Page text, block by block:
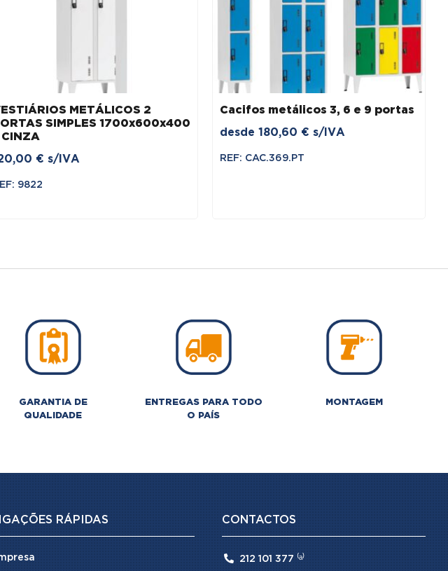
METÁLICOS 2
SIMPLES 1700x600x400
CINZA
€ s/IVA
9822
Cacifos metálicos 3, 6 e 9 portas
desde 180,60 € s/IVA
REF: CAC.369.PT
GARANTIA DE
QUALIDADE
ENTREGAS PARA TODO
O PAÍS
MONTAGEM
RÁPIDAS CONTACTOS
 212 101 377 ⁽ᵃ⁾